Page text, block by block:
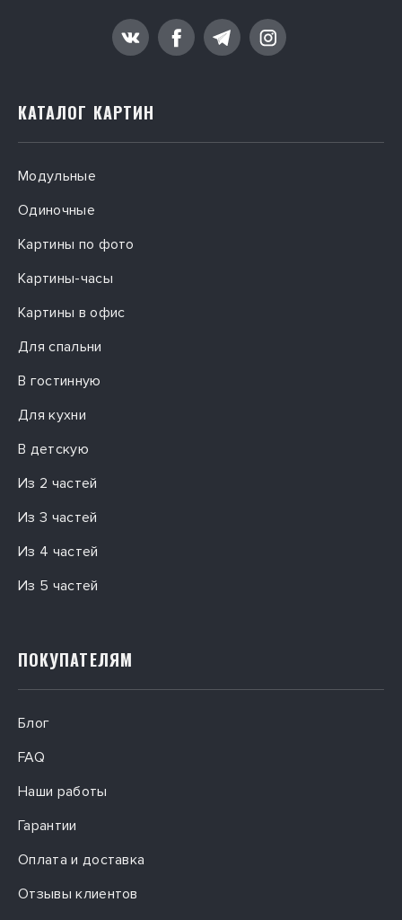
КАТАЛОГ КАРТИН
Модульные
Одиночные
Картины по фото
Картины-часы
Картины в офис
Для спальни
В гостинную
Для кухни
В детскую
Из 2 частей
Из 3 частей
Из 4 частей
Из 5 частей
ПОКУПАТЕЛЯМ
Блог
FAQ
Наши работы
Гарантии
Оплата и доставка
Отзывы клиентов